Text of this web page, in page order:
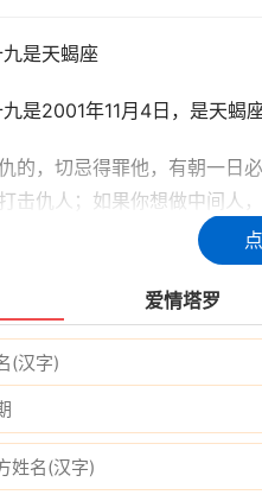
是天蝎座
是2001年11月4日，是天蝎
的，切忌得罪他，有朝一日
击仇人；如果你想做中间人
旦定了目标，就会不达目标
互联网用户自发贡献，该文观点
发现本站有涉嫌抄袭侵权/违法
zhzs/
爱情塔罗